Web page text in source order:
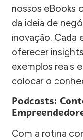
nossos eBooks
da ideia de
inovação. Cada
oferecer
exemplos reais
colocar o
Podcasts:
Com a rotina